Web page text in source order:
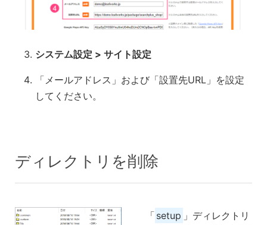
システム設定 > サイト設定
「メールアドレス」および「設置先URL」を設定
してください。
ディレクトリを削除
「 setup 」ディレクトリ